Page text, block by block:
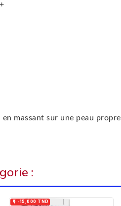
massant sur une peau
:
 -15,000 TND